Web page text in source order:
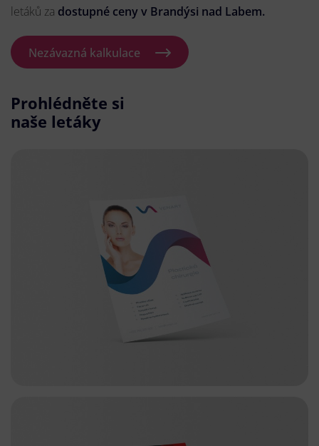
letáků za dostupné ceny v Brandýsi nad Labem.
Nezávazná kalkulace
Prohlédněte si
naše letáky